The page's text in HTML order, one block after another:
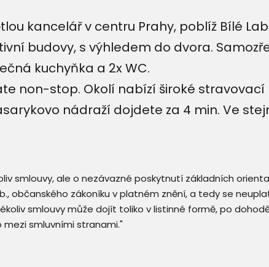
kancelář v centru Prahy, poblíž Bílé
budovy, s výhledem do dvora.
kuchyňka a 2x WC.
non-stop. Okolí nabízí široké
nádraží dojdete za 4 min. Ve
smlouvy, ale o nezávazné poskytnutí základních
občanského zákoníku v platném znění, a tedy se
smlouvy může dojít toliko v listinné formě, po
smluvními stranami."